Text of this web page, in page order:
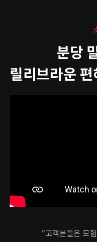
분당
릴리브라운
"고객분들은 모